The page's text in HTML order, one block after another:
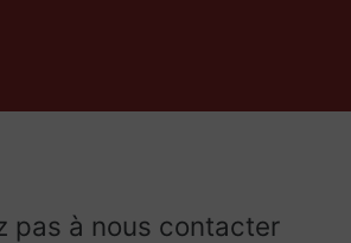
pas à nous contacter